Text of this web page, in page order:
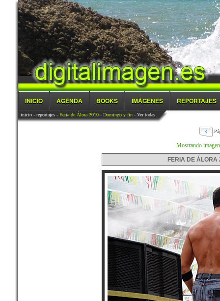
INICIO AGENDA BOOKS IMÁGENES REPORTAJES
inicio- reportajes- Feria de Álora 2010 - Domingo y fin- Ver todas
Mostrando
FERIA DE ÁLORA